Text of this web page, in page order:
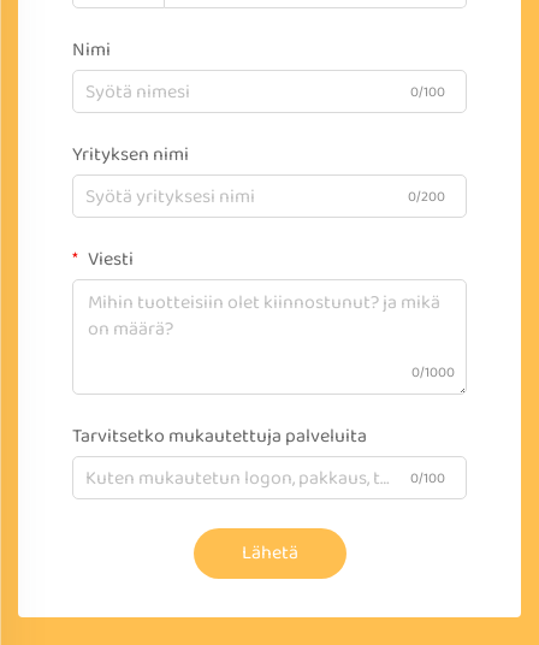
Nimi
0/100
Yrityksen nimi
0/200
Viesti
0/1000
Tarvitsetko mukautettuja palveluita
0/100
Lähetä